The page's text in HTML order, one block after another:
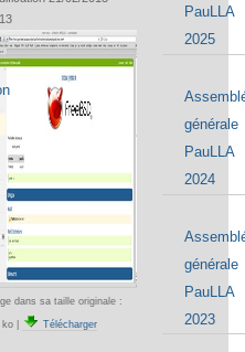
dans sa taille originale :
ko Télécharger
PauLLA
2025
générale
PauLLA
2024
générale
PauLLA
2023